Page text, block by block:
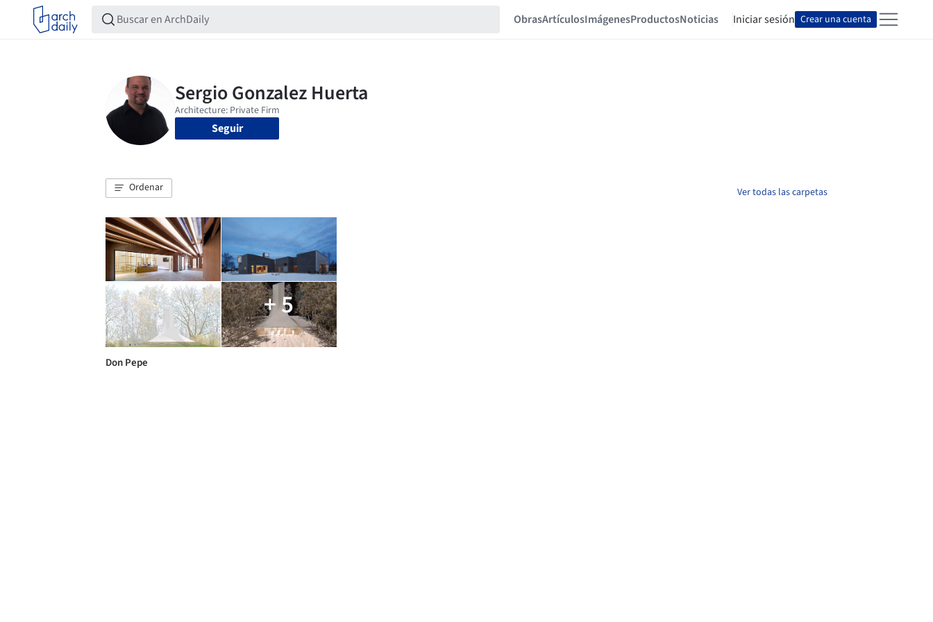
ObrasArtículosImágenesProductosNoticias Iniciar sesión Crear una cuenta
Seguir
Ordenar Ver todas las carpetas
+ 5
Don Pepe